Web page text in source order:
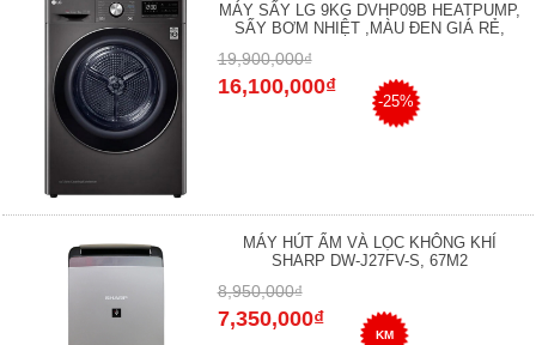
MÁY SẤY LG 9KG DVHP09B HEATPUMP,
SẤY BƠM NHIỆT ,MÀU ĐEN GIÁ RẺ,
19,900,000₫
16,100,000₫
-25%
MÁY HÚT ẨM VÀ LỌC KHÔNG KHÍ
SHARP DW-J27FV-S, 67M2
8,950,000₫
7,350,000₫
KM